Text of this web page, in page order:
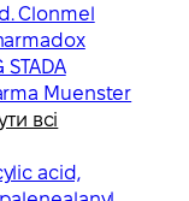
Clonmel
Muenster
всі
acid,